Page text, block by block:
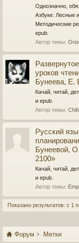
Однозначно,
Азбуке: Лесные
Методические
epub.
Автор темы:
уроков
Бунеева, Е.
Качай, читай,
и epub.
Автор темы:
Русский
Бунеевой,
2100»
Качай, читай,
и epub.
Автор темы:
Показано результатов: с 1
Форум Метки